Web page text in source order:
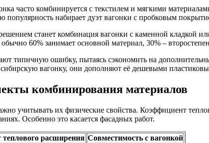
часто комбинируется с текстилем и мягкими
набирает дуэт вагонки с пробковым
станет комбинация вагонки с каменной кладкой
60% занимает основной материал, 30% –
типичную ошибку, пытаясь сэкономить на
вагонку, они дополняют её дешевыми
комбинирования материалов
учитывать их физические свойства. Коэффициент
Особенно это касается фасадных работ.
расширения Совместимость с вагонкой